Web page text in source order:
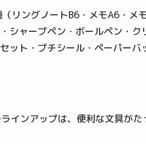
リングノートB6・メモA6・メ
シャープペン・ボールペン・
ット・プチシール・ペーパーバ
インアップは、便利な文具がた